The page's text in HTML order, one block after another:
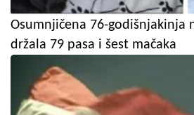
Osumnjičena 76-godišnjakinja
držala 79 pasa i šest mačaka